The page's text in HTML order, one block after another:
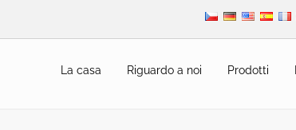
La casa Riguardo a noi Prodotti